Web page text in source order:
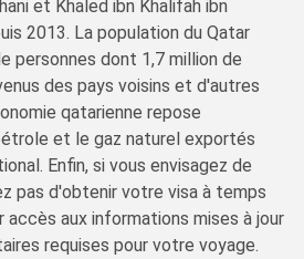
et Khaled ibn Khalifah ibn
2013. La population du Qatar
personnes dont 1,7 million de
des pays voisins et d'autres
qatarienne repose
et le gaz naturel exportés
Enfin, si vous envisagez de
pas d'obtenir votre visa à temps
accès aux informations mises à jour
requises pour votre voyage.